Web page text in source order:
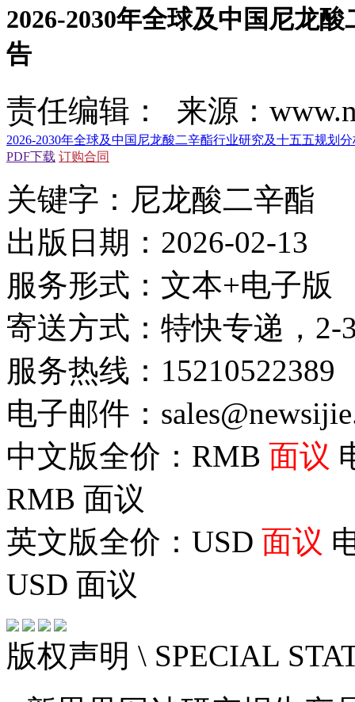
2026-2030年全球及中国尼龙
告
责任编辑： 来源：
2026-2030年全球及中国尼龙酸二辛酯行业研究及十五五规划
PDF下载 订购合同
关键字：尼龙酸二辛酯
出版日期：2026-02-13
服务形式：文本+电子版
寄送方式：特快专递，2-
服务热线：15210522389
电子邮件：
中文版全价：RMB 面议
RMB 面议
英文版全价：USD 面议
USD 面议
版权声明 \ SPECIAL